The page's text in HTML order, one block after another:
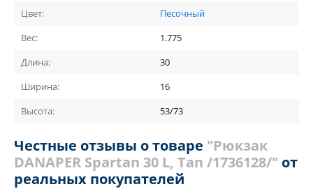
Цвет:
Песочный
Вес:
1.775
Длина:
30
Ширина:
16
Высота:
53/73
Честные отзывы о товаре "Рюкзак
DANAPER Spartan 30 L, Tan /1736128/" от
реальных покупателей